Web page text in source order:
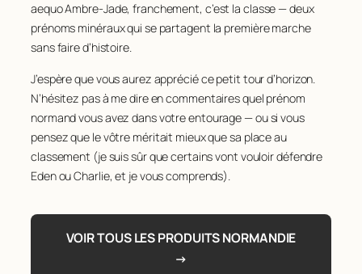
aequo Ambre-Jade, franchement, c’est la classe — deux
prénoms minéraux qui se partagent la première marche
sans faire d’histoire.
J’espère que vous aurez apprécié ce petit tour d’horizon.
N’hésitez pas à me dire en commentaires quel prénom
normand vous avez dans votre entourage — ou si vous
pensez que le vôtre méritait mieux que sa place au
classement (je suis sûr que certains vont vouloir défendre
Eden ou Charlie, et je vous comprends).
VOIR TOUS LES PRODUITS NORMANDIE
→